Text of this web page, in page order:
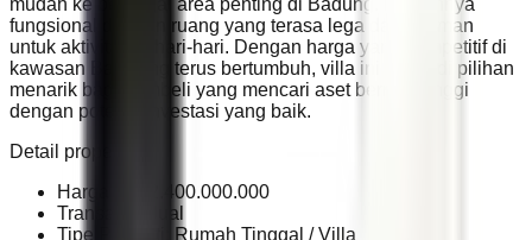
mudah ke berbagai area penting di Badung. Desainnya
fungsional dengan ruang yang terasa lega dan nyaman
untuk aktivitas sehari-hari. Dengan harga yang kompetitif di
kawasan Bali yang terus bertumbuh, villa ini menjadi pilihan
menarik bagi pembeli yang mencari aset bernilai tinggi
dengan potensi investasi yang baik.
Detail properti:
Harga: Rp 2.400.000.000
Transaksi: Jual
Tipe Properti: Rumah Tinggal / Villa